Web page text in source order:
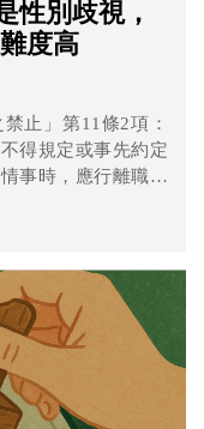
性別歧視，
度高
止」第11條2項：
得規定或事先約定
事時，應行離職或
，除非有非常、非
法仍無法繼續僱用
雇外，其餘應該都
成性別歧視，可罰